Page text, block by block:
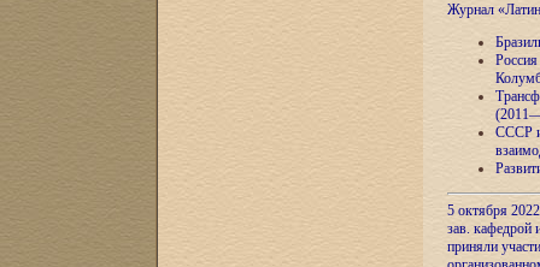
Журнал
СССР и
5 октября
зав.
приняли